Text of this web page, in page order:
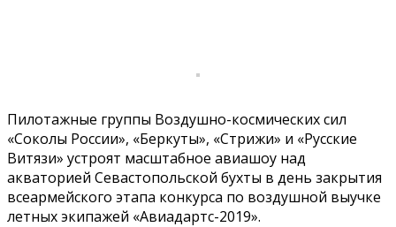
Пилотажные группы Воздушно-космических сил
«Соколы России», «Беркуты», «Стрижи» и «Русские
Витязи» устроят масштабное авиашоу над
акваторией Севастопольской бухты в день закрытия
всеармейского этапа конкурса по воздушной выучке
летных экипажей «Авиадартс-2019».